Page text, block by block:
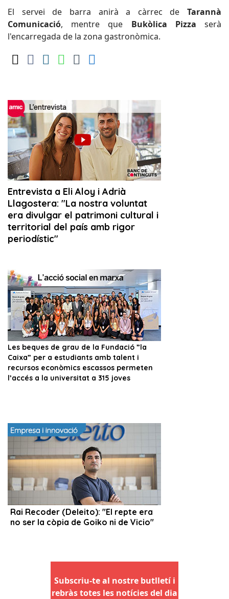
El servei de barra anirà a càrrec de Tarannà
Comunicació, mentre que Bukòlica Pizza serà
l'encarregada de la zona gastronòmica.
Subscriu-te al nostre butlletí i
rebràs totes les notícies del dia